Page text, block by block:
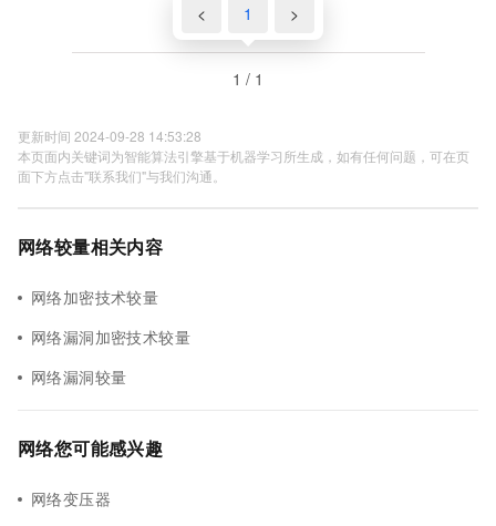
< 1 >
1 / 1
更新时间 2024-09-28 14:53:28
本页面内关键词为智能算法引擎基于机器学习所生成，如有任何问题，可在页
面下方点击"联系我们"与我们沟通。
网络较量相关内容
网络加密技术较量
网络漏洞加密技术较量
网络漏洞较量
网络您可能感兴趣
网络变压器